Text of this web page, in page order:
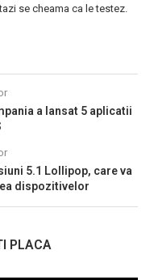
se cheama ca le testez.
a lansat 5 aplicatii
5.1 Lollipop, care va
dispozitivelor
PLACA